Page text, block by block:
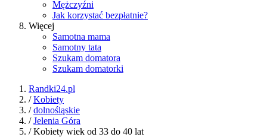
Mężczyźni
Jak korzystać bezpłatnie?
Więcej
Samotna mama
Samotny tata
Szukam domatora
Szukam domatorki
Randki24.pl
/Kobiety
/dolnośląskie
/Jelenia Góra
/ Kobiety wiek od 33 do 40 lat